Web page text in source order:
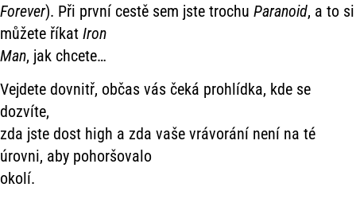
Forever). Při první cestě sem jste trochu Paranoid, a to si
můžete říkat Iron
Man, jak chcete…
Vejdete dovnitř, občas vás čeká prohlídka, kde se
dozvíte,
zda jste dost high a zda vaše vrávorání není na té
úrovni, aby pohoršovalo
okolí.